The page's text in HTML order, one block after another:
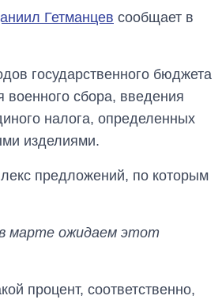
Гетманцев сообщает в
государственного бюджета
военного сбора, введения
налога, определенных
изделиями.
предложений, по которым
марте ожидаем этот
процент, соответственно,
количество